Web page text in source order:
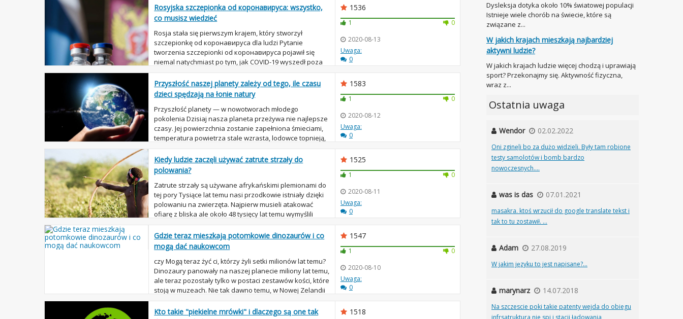
Rosyjska szczepionka od коронавируса: wszystko,
co musisz wiedzieć
Rosja stała się pierwszym krajem, który stworzył
szczepionkę od коронавируса dla ludzi Pytanie
tworzenia szczepionki od коронавируса pojawił się
niemal natychmiast po tym, jak COVID-19 wyszedł poza
granice Chin, a miliony osób sob...
1536
1
0
2020-08-13
Uwaga:
0
Przyszłość naszej planety zależy od tego, ile czasu
dzieci spędzają na łonie natury
Przyszłość planety — w nowotworach młodego
pokolenia Dzisiaj nasza planeta przeżywa nie najlepsze
czasy. Jej powierzchnia zostanie zapełniona śmieciami,
temperatura powietrza stale wzrasta, lodowce topnieją,
a poziom oceanu Świato...
1583
1
0
2020-08-12
Uwaga:
0
Kiedy ludzie zaczęli używać zatrute strzały do
polowania?
Zatrute strzały są używane afrykańskimi plemionami do
tej pory Tysiące lat temu nasi przodkowie istniały dzięki
polowaniu na zwierzęta. Najpierw musieli atakować
ofiarę z bliska ale około 48 tysięcy lat temu wymyślili
strzelanie z...
1525
1
0
2020-08-11
Uwaga:
0
Gdzie teraz mieszkają potomkowie dinozaurów i co
mogą dać naukowcom
czy Mogą teraz żyć ci, którzy żyli setki milionów lat temu?
Dinozaury panowały na naszej planecie miliony lat temu,
ale teraz pozostały tylko w postaci zestawów kości, które
stoją w muzeach. Nie tak dawno temu, w Nowej Zelandii
na...
1547
1
0
2020-08-10
Uwaga:
0
Kto takie "piekielne mrówki" i dlaczego są one tak
1518
Dysleksja dotyka około 10% światowej populacji
Istnieje wiele chorób na świecie, które są
związane z...
W jakich krajach mieszkają najbardziej
aktywni ludzie?
W jakich krajach ludzie więcej chodzą i uprawiają
sport? Przekonajmy się. Aktywność fizyczna,
wraz z...
Ostatnia uwaga
Wendor 02.02.2022
Oni zginęli bo za dużo widzieli. Były tam robione
testy samolotów i bomb bardzo
nowoczesnych....
was is das 07.01.2021
masakra. ktoś wrzucił do google translate tekst i
tak to tu zostawił. ...
Adam 27.08.2019
W jakim języku to jest napisane?...
marynarz 14.07.2018
Na szczescie poki takie patenty wejda do obiegu
infrsatruktura nie spi i stacji ładowania